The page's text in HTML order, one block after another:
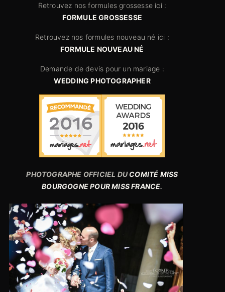
Retrouvez nos formules grossesse ici :
FORMULE GROSSESSE
Retrouvez nos formules nouveau né ici :
FORMULE NOUVEAU NÉ
Demande de devis pour un mariage :
WEDDING PHOTOGRAPHER
PHOTOGRAPHE OFFICIEL DUCOMITÉ MISS
BOURGOGNE POUR MISS FRANCE.